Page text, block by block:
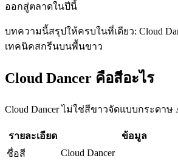
ออกสู่ตลาดในปีนี้
บทความนี้สรุปให้ครบในที่เดียว: Cloud
เทคนิคสกรีนบนพื้นขาว
Cloud Dancer คือสีอะไร
Cloud Dancer ไม่ใช่สีขาวจัดแบบกระดาษ
รายละเอียด
ข้อมูล
ชื่อสี
Cloud Dancer